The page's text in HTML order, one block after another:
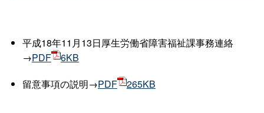
平成18年11月13日厚生労働省障害福祉課事務連絡
→PDF
6KB
留意事項の説明→PDF 265KB